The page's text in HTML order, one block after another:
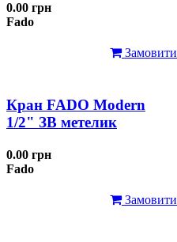
0.00 грн
Fado
Замовити
Кран FADO Modern
1/2" ЗВ метелик
0.00 грн
Fado
Замовити